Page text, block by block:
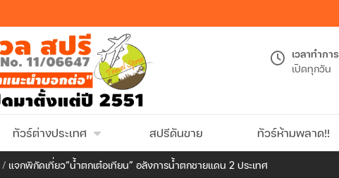
เวลาทำการ
เปิดทุกวัน
ทัวร์ต่างประเทศ สปรีดันขาย ทัวร์ห้ามพลาด!!
/ แจกพิกัดเที่ยว“น้ำตกเต๋อเทียน” อลังการน้ำตกชายแดน 2 ประเทศ